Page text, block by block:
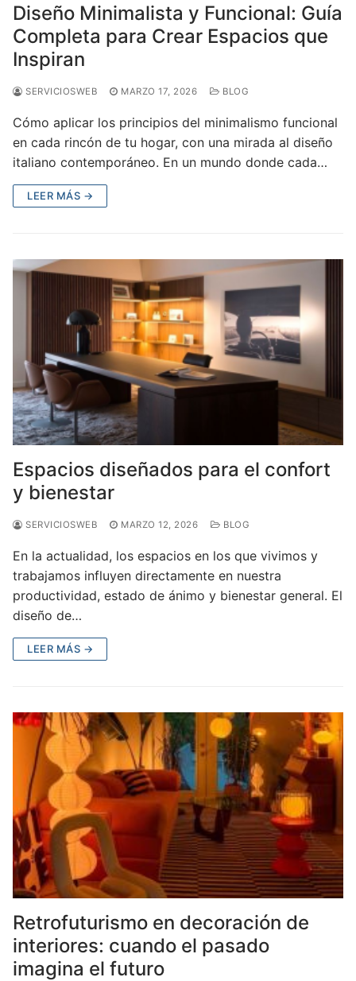
Diseño Minimalista y Funcional: Guía
Completa para Crear Espacios que
Inspiran
SERVICIOSWEB MARZO 17, 2026 BLOG
Cómo aplicar los principios del minimalismo funcional
en cada rincón de tu hogar, con una mirada al diseño
italiano contemporáneo. En un mundo donde cada…
LEER MÁS →
Espacios diseñados para el confort
y bienestar
SERVICIOSWEB MARZO 12, 2026 BLOG
En la actualidad, los espacios en los que vivimos y
trabajamos influyen directamente en nuestra
productividad, estado de ánimo y bienestar general. El
diseño de…
LEER MÁS →
Retrofuturismo en decoración de
interiores: cuando el pasado
imagina el futuro